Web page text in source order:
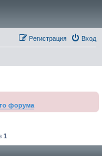
Вход
Регистрация
форума
1